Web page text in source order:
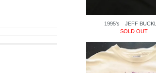
1995's JEFF
SOLD OUT